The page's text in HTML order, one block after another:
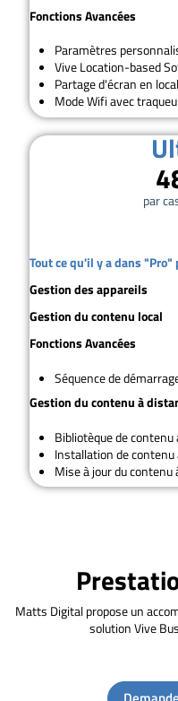
Fonctions Avancées
Paramètres
Vive Location-based
Partage d'écran en local
Mode Wifi avec
par
Tout ce qu'il y a dans "Pro"
Gestion des appareils
Gestion du contenu local
Fonctions Avancées
Séquence de
Gestion du contenu à
Bibliotèque de contenu
Installation de contenu
Mise à jour du contenu
Matts Digital propose un
solution Vive